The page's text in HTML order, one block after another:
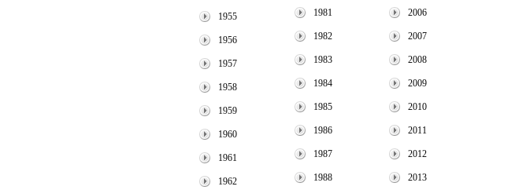
1955
1956
1957
1958
1959
1960
1961
1962
1981
1982
1983
1984
1985
1986
1987
1988
2006
2007
2008
2009
2010
2011
2012
2013